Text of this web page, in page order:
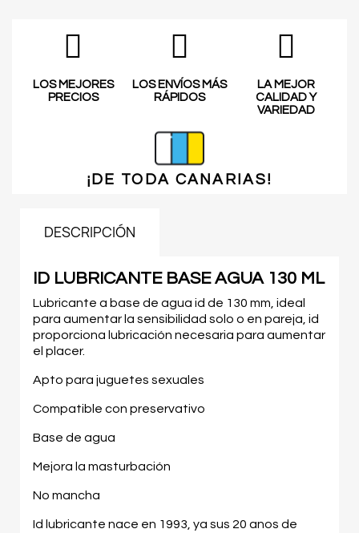
LOS MEJORES
PRECIOS
LOS ENVÍOS MÁS
RÁPIDOS
LA MEJOR
CALIDAD Y
VARIEDAD
¡DE TODA CANARIAS!
DESCRIPCIÓN
ID LUBRICANTE BASE AGUA 130 ML
Lubricante a base de agua id de 130 mm, ideal
para aumentar la sensibilidad solo o en pareja, id
proporciona lubricación necesaria para aumentar
el placer.
Apto para juguetes sexuales
Compatible con preservativo
Base de agua
Mejora la masturbación
No mancha
Id lubricante nace en 1993, ya sus 20 anos de